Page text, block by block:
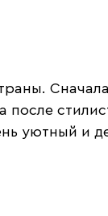
уютный и